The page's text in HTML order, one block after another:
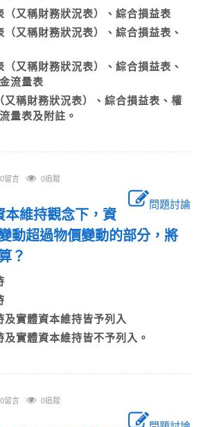
（又稱財務狀況表）、綜合損益表
又稱財務狀況表）、綜合損益表、
又稱財務狀況表）、綜合損益表、
流量表
又稱財務狀況表）、綜合損益表、權
量表及附註。
0留言 0追蹤
問題討論
本維持觀念下，資
動超過物價變動的部分，將
？
及實體資本維持皆予列入
實體資本維持皆不予列入。
0留言 0追蹤